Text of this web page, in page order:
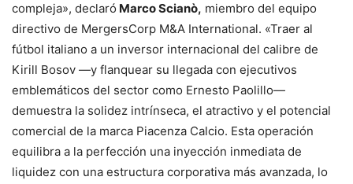
compleja», declaró Marco Scianò, miembro del equipo
directivo de MergersCorp M&A International. «Traer al
fútbol italiano a un inversor internacional del calibre de
Kirill Bosov —y flanquear su llegada con ejecutivos
emblemáticos del sector como Ernesto Paolillo—
demuestra la solidez intrínseca, el atractivo y el potencial
comercial de la marca Piacenza Calcio. Esta operación
equilibra a la perfección una inyección inmediata de
liquidez con una estructura corporativa más avanzada, lo